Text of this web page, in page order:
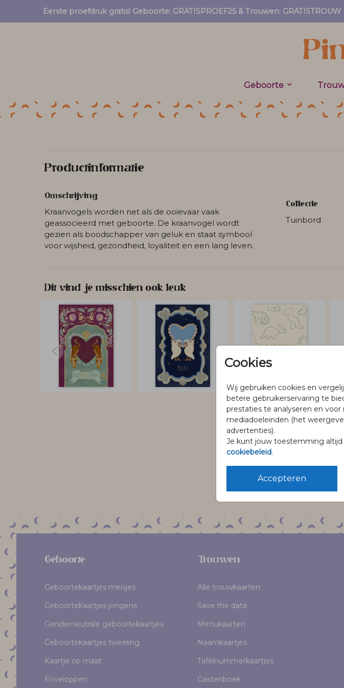
Eerste proefdruk gratis! Geboorte: GRATISPROEF25 & Trouwen: GRATISTROUW
Geboorte
Cookies
Wij gebruiken cookies en
betere gebruikerservaring te
prestaties te analyseren en
mediadoeleinden (het
advertenties).
Je kunt jouw toestemming
cookiebeleid.
Accepteren
Productinformatie
Omschrijving
Kraanvogels worden net als de ooievaar vaak
geassocieerd met geboorte. De kraanvogel wordt
gezien als boodschapper van geluk en staat symbool
voor wijsheid, gezondheid, loyaliteit en een lang leven.
Collectie
Tuinbord
Dit vind je misschien ook leuk
Volg Pinélo
Geboorte
Geboortekaartjes meisjes
Geboortekaartjes jongens
Genderneutrale geboortekaartjes
Geboortekaartjes tweeling
Kaartje op maat
Enveloppen
Trouwen
Alle trouwkaarten
Save the date
Menukaarten
Naamkaartjes
Tafelnummerkaartjes
Gastenboek